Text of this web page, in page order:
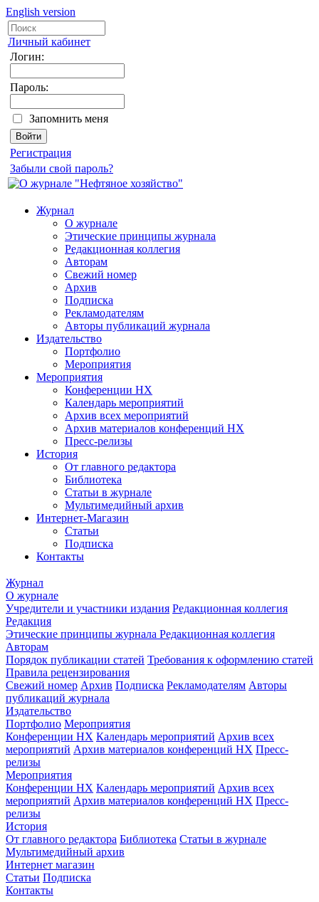
English version
Личный кабинет
Логин:
Пароль:
Запомнить меня
Регистрация
Забыли свой пароль?
Журнал
О журнале
Этические принципы журнала
Редакционная коллегия
Авторам
Свежий номер
Архив
Подписка
Рекламодателям
Авторы публикаций журнала
Издательство
Портфолио
Мероприятия
Мероприятия
Конференции НХ
Календарь мероприятий
Архив всех мероприятий
Архив материалов конференций НХ
Пресс-релизы
История
От главного редактора
Библиотека
Статьи в журнале
Мультимедийный архив
Интернет-Магазин
Статьи
Подписка
Контакты
Журнал
О журнале
Учредители и участники издания Редакционная коллегия
Редакция
Этические принципы журнала Редакционная коллегия
Авторам
Порядок публикации статей Требования к оформлению статей
Правила рецензирования
Свежий номер Архив Подписка Рекламодателям Авторы
публикаций журнала
Издательство
Портфолио Мероприятия
Конференции НХ Календарь мероприятий Архив всех
мероприятий Архив материалов конференций НХ Пресс-
релизы
Мероприятия
Конференции НХ Календарь мероприятий Архив всех
мероприятий Архив материалов конференций НХ Пресс-
релизы
История
От главного редактора Библиотека Статьи в журнале
Мультимедийный архив
Интернет магазин
Статьи Подписка
Контакты